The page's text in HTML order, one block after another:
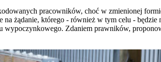
pracowników, choć w zmienionej
żądanie, którego - również w tym celu - będzie
wypoczynkowego. Zdaniem prawników,